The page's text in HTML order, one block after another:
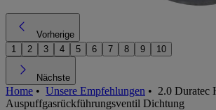
Vorherige
1
2 3 4 5 6 7 8 9 10
Nächste
Home • Unsere Empfehlungen • 2.0 Duratec
Auspuffgasrückführungsventil Dichtung